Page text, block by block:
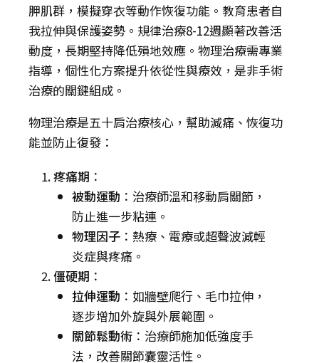
胛肌群，模擬穿衣等動作恢復功能。教育患者自
我拉伸與保護姿勢。規律治療8-12週顯著改善活
動度，長期堅持降低殞地效應。物理治療需專業
指導，個性化方案提升依從性與療效，是非手術
治療的關鍵組成。
物理治療是五十肩治療核心，幫助減痛、恢復功
能並防止復發：
疼痛期 ：
被動運動 ：治療師溫和移動肩關節，
防止進一步粘連。
物理因子：熱療、電療或超聲波減輕
炎症與疼痛。
僵硬期 ：
拉伸運動 ：如牆壁爬行、毛巾拉伸，
逐步增加外旋與外展範圍。
關節鬆動術：治療師施加低強度手
法，改善關節囊靈活性。